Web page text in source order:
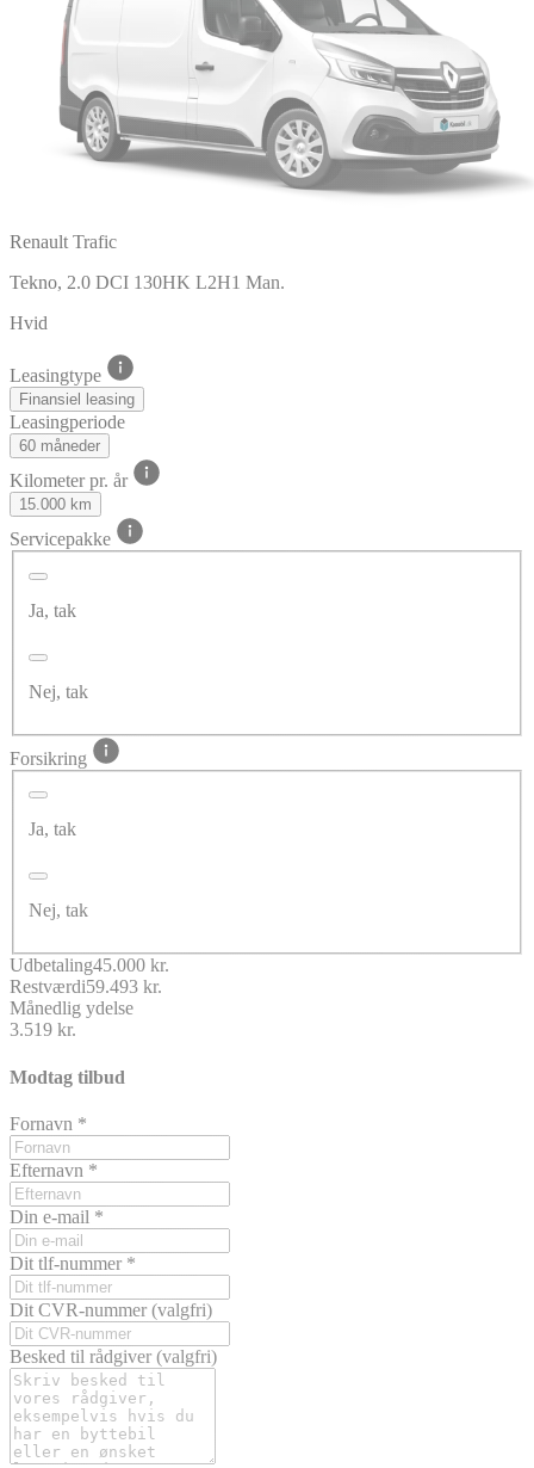
Renault Trafic
Tekno, 2.0 DCI 130HK L2H1 Man.
Hvid
Leasingtype
Finansiel leasing
Leasingperiode
60 måneder
Kilometer pr. år
15.000 km
Servicepakke
Ja, tak
Nej, tak
Forsikring
Ja, tak
Nej, tak
Udbetaling45.000 kr.
Restværdi59.493 kr.
Månedlig ydelse
3.519 kr.
Modtag tilbud
Fornavn *
Efternavn *
Din e-mail *
Dit tlf-nummer *
Dit CVR-nummer (valgfri)
Besked til rådgiver (valgfri)